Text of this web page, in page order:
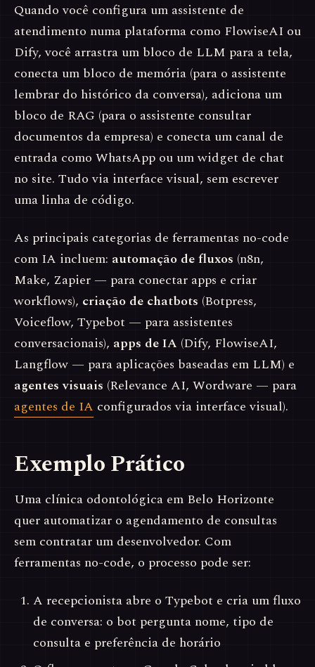
Quando você configura um assistente de
atendimento numa plataforma como FlowiseAI ou
Dify, você arrastra um bloco de LLM para a tela,
conecta um bloco de memória (para o assistente
lembrar do histórico da conversa), adiciona um
bloco de RAG (para o assistente consultar
documentos da empresa) e conecta um canal de
entrada como WhatsApp ou um widget de chat
no site. Tudo via interface visual, sem escrever
uma linha de código.
As principais categorias de ferramentas no-code
com IA incluem: automação de fluxos (n8n,
Make, Zapier — para conectar apps e criar
workflows), criação de chatbots (Botpress,
Voiceflow, Typebot — para assistentes
conversacionais), apps de IA (Dify, FlowiseAI,
Langflow — para aplicações baseadas em LLM) e
agentes visuais (Relevance AI, Wordware — para
agentes de IA configurados via interface visual).
Exemplo Prático
Uma clínica odontológica em Belo Horizonte
quer automatizar o agendamento de consultas
sem contratar um desenvolvedor. Com
ferramentas no-code, o processo pode ser:
A recepcionista abre o Typebot e cria um fluxo
de conversa: o bot pergunta nome, tipo de
consulta e preferência de horário